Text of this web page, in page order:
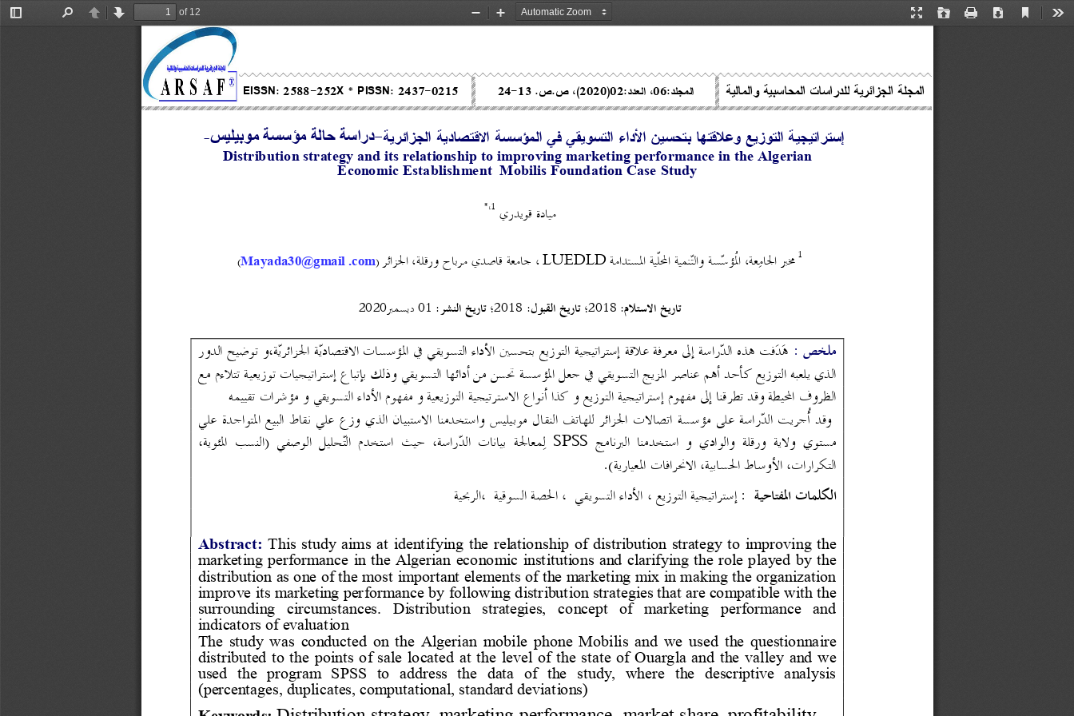
Toggle
PreviousNext
of 12
Presentation
Open Print Download
Current
Zoom
Zoom
PISSN: 2437- 0215
*
EISSN: 2588 252X المجلد :
06 ، العدد :
02
)
20
20
(
13
24 المجلة الجزائرية للدراسات المحاسبية والمالية
إستراتيجية التوزيع وعلاقتها بتحسين الأداء التسويقي في المؤسسة الاقتصادية الجزائرية -دراسة حالة مؤسسة موبیلیس -
Distribution strategy and its relationship to improving marketing performance in the Algerian
Economic Establishment Mobilis Foundation Case Study
ميادة قويدري 1،*
1 مخبر الجامعة، المﹸؤسسة والتنمية المحلﹼية المستدامة LUEDLD ، جامعة قاصدي مرباح ورقلة، الجزائر )
Mayada30@gmail .com
(
تاريخ الاستلام:
2018؛ تاريخ القبول:
2018؛ تاريخ النشر :
01 ديسمبر2020
ملخص : سة إلى معرفة علاقة إستراتيجية التوزيع بتحسين الأداء التسويقي في المؤسسات الاقتصادية الجزائرية،و توضيح الدو هدفت هذه الدرا
ر
أحد أهم عناصر المزيج التسويقي في جعل المؤسسة تحسن من أدائها التسويقي وذلك بإتباع إستراتيجيات توزيعية تتلاالذي يلعبه التوزيع ك ءم مع
قنا إلى مفهوم إستراتيجية التوزيع و كذا أنواع الاسترتيجية التوزيعية و مفهوم الأداء التسويقي و مؤشرات تقي الظروف المحيطة وقد تطر
يمه
وقد أﹸجريت الدراسة على مؤسسة اتصالات الجزائر للهاتف النقال موبيليس
واستخدمنا الاستبيان الذي وزع علي نقاط البيع المتواجدة علي
مستوي  ولاية  ورقلة  والوادي  و  استخدمنا  البرنامج
SPSS لمعالجة  بيانات  الدراسة،  حيث  استخدم  التحليل  الوصفي )النسب  المئوية،
التكرارات، الأوساط الحسابية، الانحرافات المعيارية.(
الكلمات المفتاحية :إستراتيجية التوزيع ، الأداء التسويقي  ، الحصة السوقية  ،الربحية
Abstract: This study aims at identifying the relationship of distribution strategy to improving the
marketing performance in the Algerian economic institutions and clarifying the role played by the
distribution as one of the most important elements of the marketing mix in making the organization
improve its marketing performance by following distribution strategies that are compatible with the
surrounding  circumstances.
Distribution  strategies,  concept  of  marketing  performance  and
indicators of evaluation
The study was conducted on the Algerian mobile phone Mobilis and we used the questionnaire
distributed to the points of sale located at the level of the state of Ouargla and the valley and we
used  the  program  SPSS  to  address  the  data  of  the  study,  where  the  descriptive  analysis
(percentages, duplicates, computational, standard deviations)